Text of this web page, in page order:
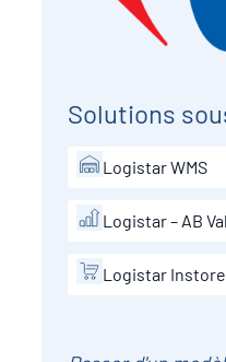
Solutions
Logistar WMS
Logistar – AB
Logistar Instore